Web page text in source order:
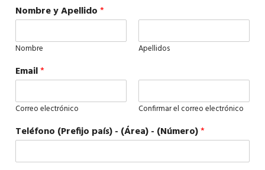
Nombre y Apellido*
Nombre Apellidos
Email*
Correo electrónico Confirmar el correo electrónico
Teléfono (Prefijo país) - (Área) - (Número)*